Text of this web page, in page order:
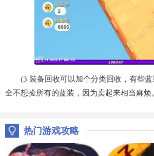
(3 装备回收可以加个分类回收，有些蓝
全不想捡所有的蓝装，因为卖起来相当麻烦
热门游戏攻略